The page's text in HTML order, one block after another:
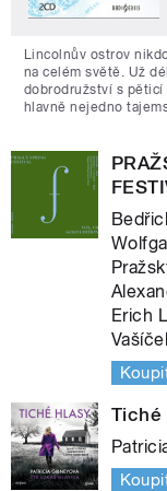
Lincolnův ostrov
na celém světě. Už
dobrodružství s pěticí
hlavně nejedno
Erich
Tiché